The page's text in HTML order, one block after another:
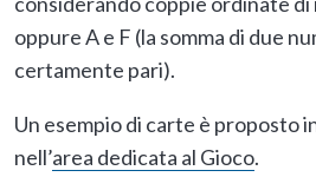
oppure A e F (la somma di due
certamente pari).
Un esempio di carte è proposto
nell’area dedicata al Gioco.